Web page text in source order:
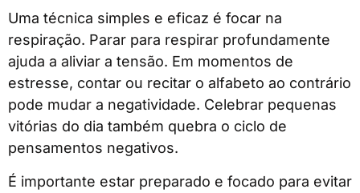
Uma técnica simples e eficaz é focar na
respiração. Parar para respirar profundamente
ajuda a aliviar a tensão. Em momentos de
estresse, contar ou recitar o alfabeto ao contrário
pode mudar a negatividade. Celebrar pequenas
vitórias do dia também quebra o ciclo de
pensamentos negativos.
É importante estar preparado e focado para evitar